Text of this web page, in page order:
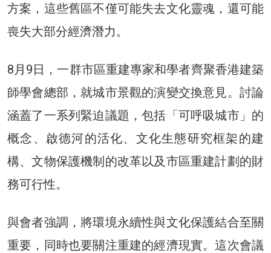
方案，這些舊區不僅可能失去文化靈魂，還可能
喪失大部分經濟潛力。
8月9日，一群市區重建專家和學者齊聚香港建築
師學會總部，就城市景觀的演變交換意見。討論
涵蓋了一系列緊迫議題，包括「可呼吸城市」的
概念、啟德河的活化、文化生態研究框架的建
構、文物保護機制的改革以及市區重建計劃的財
務可行性。
與會者強調，將環境永續性與文化保護結合至關
重要，同時也要關注重建的經濟現實。這次會議